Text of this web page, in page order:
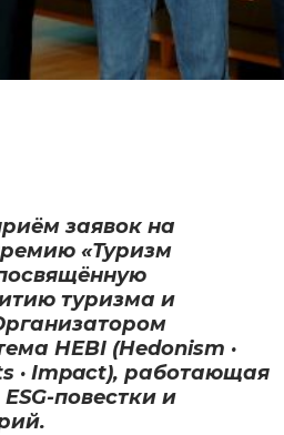
заявок на
«Туризм
туризма и
HEBI (Hedonism ·
· Impact), работающая
повестки и